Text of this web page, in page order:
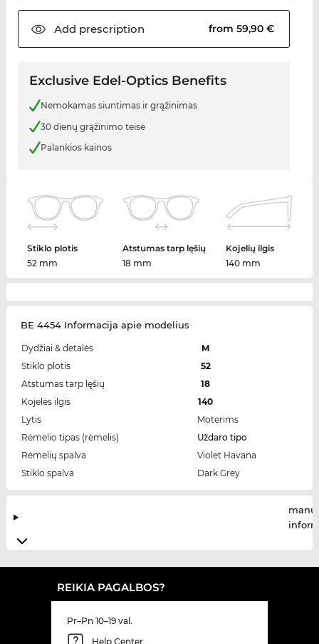
Add prescription from 59,90 €
Exclusive Edel-Optics Benefits
Nemokamas siuntimas ir grąžinimas
30 dienų grąžinimo teisė
Palankios kainos
Stiklo plotis
52 mm
Atstumas tarp lęšių
18 mm
Kojelių ilgis
140 mm
BE 4454 Informacija apie modelius
Dydžiai & detalės
M
Stiklo plotis
52
Atstumas tarp lęšių
18
Kojelės ilgis
140
Lytis
Moterims
Rėmelio tipas (rėmelis)
Uždaro tipo
Rėmelių spalva
Violet Havana
Stiklo spalva
Dark Grey
REIKIA PAGALBOS?
Pr–Pn 10–19 val.
Help Center